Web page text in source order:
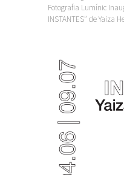
Fotografia Lumínic
INSTANTES” de Yaiza